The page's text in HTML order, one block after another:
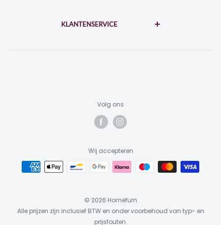
zo-ma: 12:00 - 17:00
Privacybeleid
KLANTENSERVICE
Volg ons
Wij accepteren
© 2026 Homefurn
Alle prijzen zijn inclusief BTW en onder voorbehoud van typ- en
prijsfouten.